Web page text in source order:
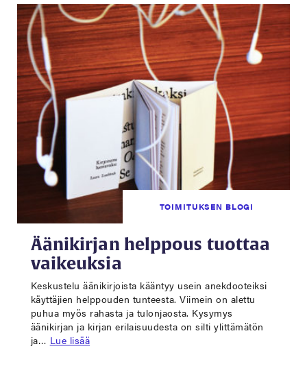
TOIMITUKSEN BLOGI
Äänikirjan helppous tuottaa
vaikeuksia
Keskustelu äänikirjoista kääntyy usein anekdooteiksi
käyttäjien helppouden tunteesta. Viimein on alettu
puhua myös rahasta ja tulonjaosta. Kysymys
äänikirjan ja kirjan erilaisuudesta on silti ylittämätön
ja… Lue lisää